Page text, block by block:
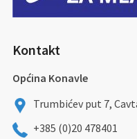
Kontakt
Općina Konavle
Trumbićev put 7,
+385 (0)20 478401